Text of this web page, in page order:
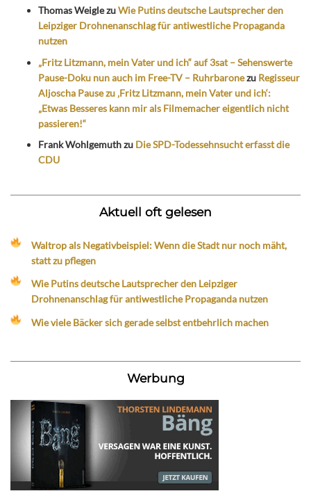
Thomas WeiglezuWie Putins deutsche Lautsprecher den
Leipziger Drohnenanschlag für antiwestliche Propaganda
nutzen
„Fritz Litzmann, mein Vater und ich“ auf 3sat – Sehenswerte
Pause-Doku nun auch im Free-TV – Ruhrbaronezu Regisseur
Aljoscha Pause zu ‚Fritz Litzmann, mein Vater und ich‘:
„Etwas Besseres kann mir als Filmemacher eigentlich nicht
passieren!“
Frank Wohlgemuthzu Die SPD-Todessehnsucht erfasst die
CDU
Aktuell oft gelesen
Waltrop als Negativbeispiel: Wenn die Stadt nur noch mäht,
statt zu pflegen
Wie Putins deutsche Lautsprecher den Leipziger
Drohnenanschlag für antiwestliche Propaganda nutzen
Wie viele Bäcker sich gerade selbst entbehrlich machen
Werbung